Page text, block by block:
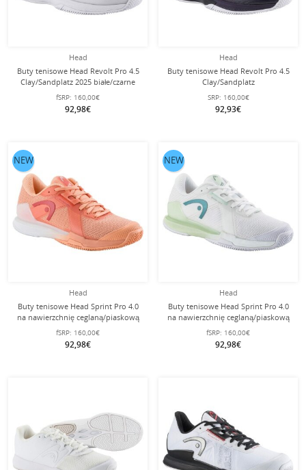
Head
Buty tenisowe Head Revolt Pro 4.5
Clay/Sandplatz 2025 białe/czarne
męskie
fSRP: 160,00€
92,98€
Head
Buty tenisowe Head Revolt Pro 4.5
Clay/Sandplatz
ciemnoniebieskie/czerwone męskie
SRP: 160,00€
92,93€
Head
Buty tenisowe Head Sprint Pro 4.0
na nawierzchnię ceglaną/piaskową
2025 koralowo-białe damskie
fSRP: 160,00€
92,98€
NEW
Head
Buty tenisowe Head Sprint Pro 4.0
na nawierzchnię ceglaną/piaskową
2025 białe/lime damskie
fSRP: 160,00€
92,98€
NEW